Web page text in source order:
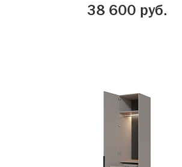
38 600 руб.